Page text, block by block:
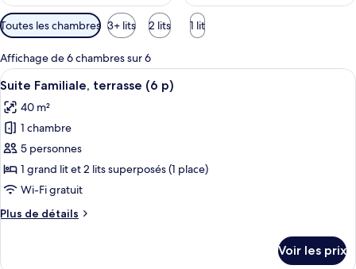
Filtres
disponibles
pour
les
chambres
Toutes les chambres 3+ lits 2 lits 1 lit
Affichage de 6 chambres sur 6
Afficher
toutes
les
photos
pour
ce
type
chambre :
Une chambre à coucher
5
Suite Familiale, terrasse (6 p)
40 m²
1 chambre
5 personnes
1 grand lit et 2 lits superposés (1 place)
Wi-Fi gratuit
Plus de détails
Plus
Voir les prix